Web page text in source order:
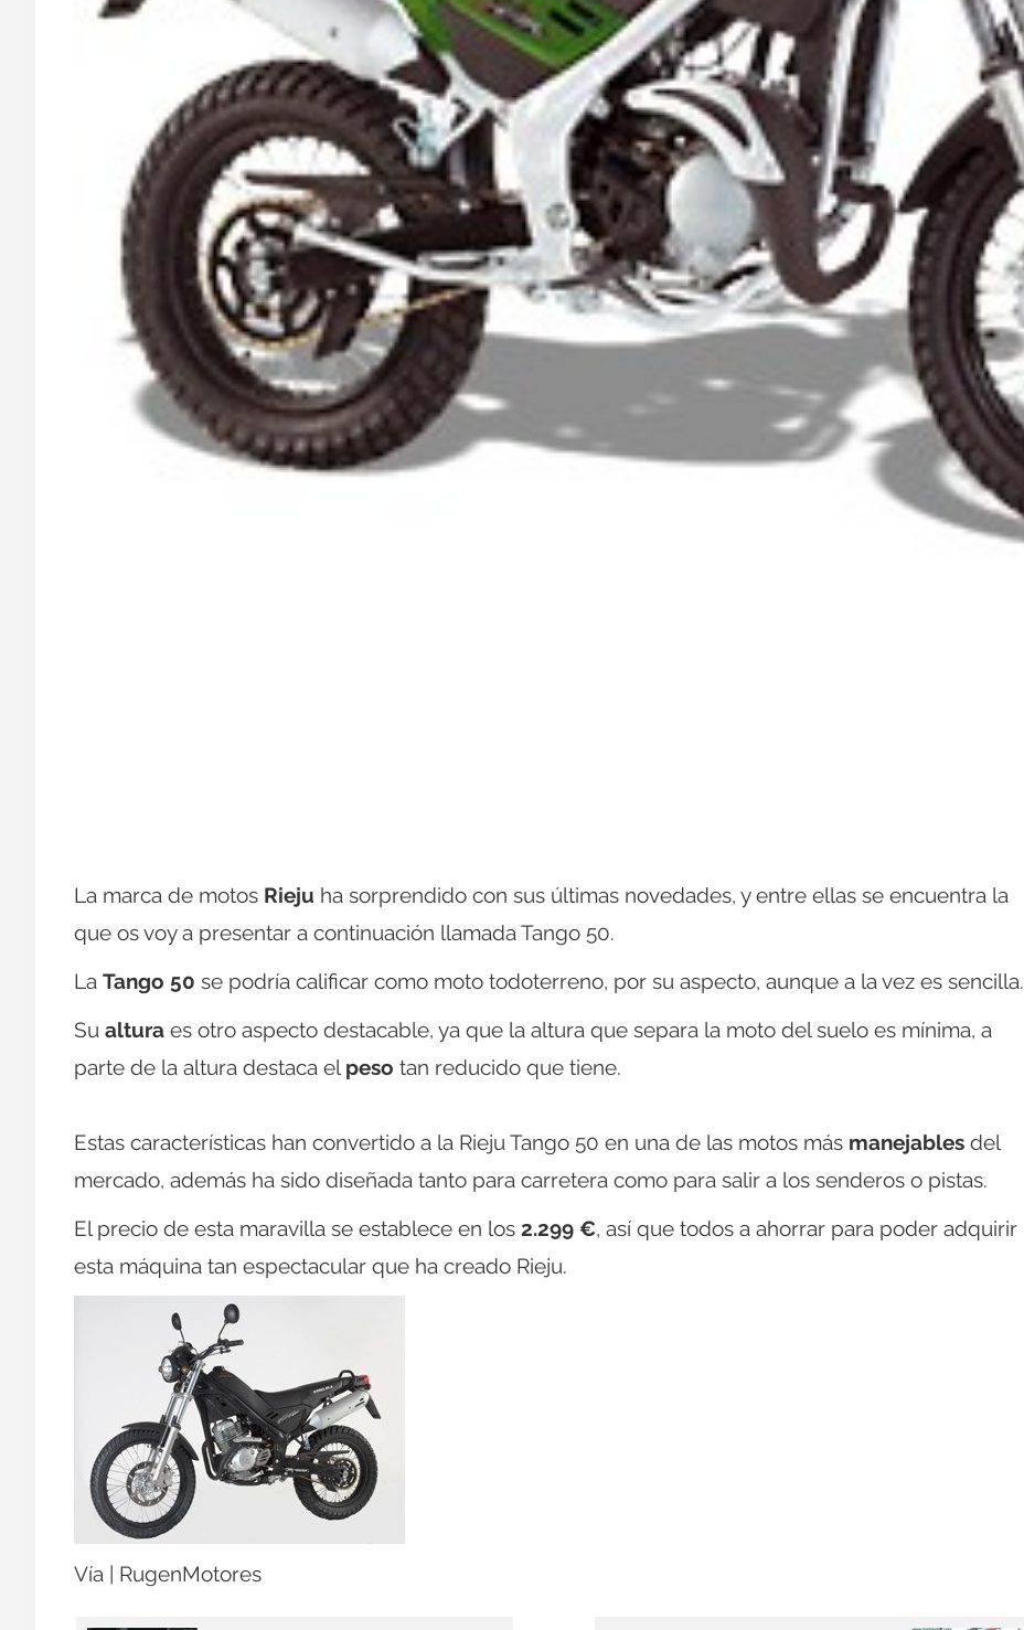
La marca de motos Rieju ha sorprendido con sus últimas novedades, y entre ellas se encuentra la
que os voy a presentar a continuación llamada Tango 50.
La Tango 50 se podría calificar como moto todoterreno, por su aspecto, aunque a la vez es sencilla.
Su altura es otro aspecto destacable, ya que la altura que separa la moto del suelo es mínima, a
parte de la altura destaca el peso tan reducido que tiene.
Estas características han convertido a la Rieju Tango 50 en una de las motos más manejables del
mercado, además ha sido diseñada tanto para carretera como para salir a los senderos o pistas.
El precio de esta maravilla se establece en los 2.299 €, así que todos a ahorrar para poder adquirir
esta máquina tan espectacular que ha creado Rieju.
Vía | RugenMotores